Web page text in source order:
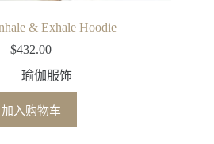
& Exhale Hoodie
$432.00
瑜伽服饰
加入购物车